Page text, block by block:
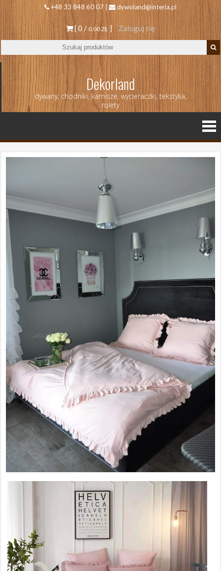
+48 33 848 60 07 | dywoland@interia.pl
[ 0 /0.00 ZŁ ] Zaloguj się
Dekorland
dywany, chodniki, karnisze, wycieraczki, tekstylia,
rolety